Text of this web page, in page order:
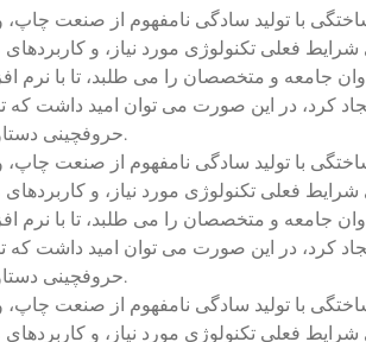
با تولید سادگی نامفهوم از صنعت
فعلی تکنولوژی مورد نیاز، و
جامعه و متخصصان را می طلبد، تا با
کرد، در این صورت می توان امید داشت که
حروفچینی دستاوردهای اصلی، و جوابگوی سوالات پیوسته اهل دنیای موجود طراحی اساسا مورد استفاده قرار گیرد.
با تولید سادگی نامفهوم از صنعت
فعلی تکنولوژی مورد نیاز، و
جامعه و متخصصان را می طلبد، تا با
کرد، در این صورت می توان امید داشت که
حروفچینی دستاوردهای اصلی، و جوابگوی سوالات پیوسته اهل دنیای موجود طراحی اساسا مورد استفاده قرار گیرد.
با تولید سادگی نامفهوم از صنعت
فعلی تکنولوژی مورد نیاز، و